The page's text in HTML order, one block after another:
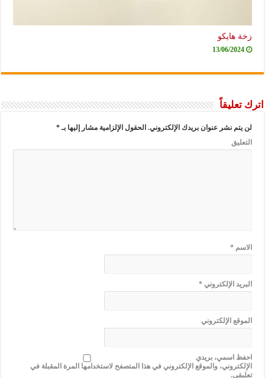
زخة هايكو
13/06/2024
اترك تعليقاً
لن يتم نشر عنوان بريدك الإلكتروني. الحقول الإلزامية مشار إليها بـ*
التعليق
الاسم*
البريد الإلكتروني*
الموقع الإلكتروني
احفظ اسمي، بريدي
الإلكتروني، والموقع الإلكتروني في هذا المتصفح لاستخدامها المرة المقبلة في
تعليقي.